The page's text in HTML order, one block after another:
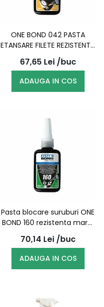
ONE BOND 042 PASTA
ETANSARE FILETE REZISTENTA
MEDIE 50ml
67,65 Lei /buc
ADAUGA IN COS
Pasta blocare suruburi ONE
BOND 160 rezistenta mare,
50ml
70,14 Lei /buc
ADAUGA IN COS